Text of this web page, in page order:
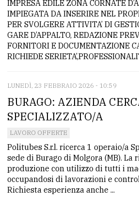
IMPRESA EDILE ZONA CORNATE
IMPIEGATA DA INSERIRE NEL
PER SVOLGERE ATTIVITA’ DI
GARE D’APPALTO, REDAZIONE
FORNITORI E DOCUMENTAZIONE
RICHIEDE
LUNEDÌ, 23 FEBBRAIO 2026 - 10:59
BURAGO: AZIENDA
SPECIALIZZATO/A
LAVORO OFFERTE
Politubes S.r.l. ricerca 1 operaio/a
sede di Burago di Molgora (MB). La
produzione con utilizzo di tutti i
occupandosi di lavorazioni e
Richiesta esperienza anche ...